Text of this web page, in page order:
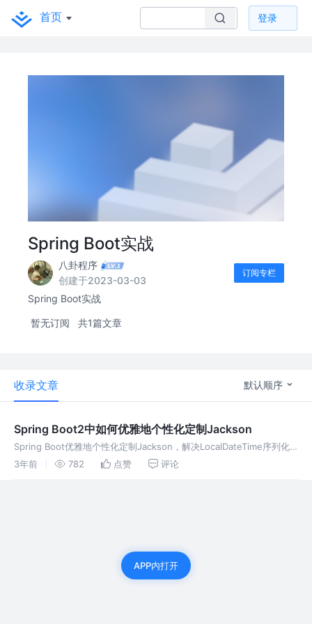
首页 登录
Spring Boot实战
八卦程序
创建于2023-03-03
订阅专栏
Spring Boot实战
暂无订阅 共1篇文章
收录文章 默认顺序
Spring Boot2中如何优雅地个性化定制Jackson
Spring Boot优雅地个性化定制Jackson，解决LocalDateTime序列化
和反序列化。
3年前 782 点赞 评论
APP内打开